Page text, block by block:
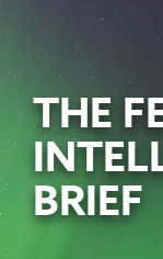
THE
BRIEF